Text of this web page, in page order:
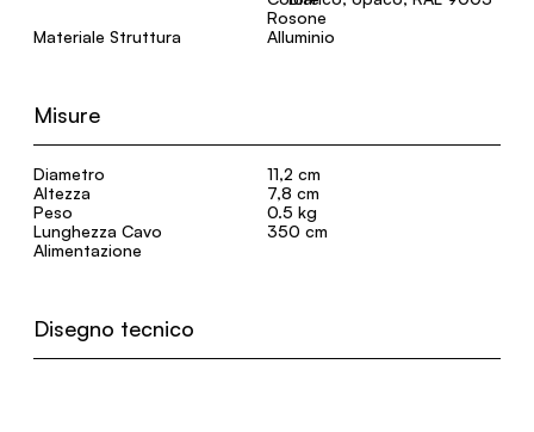
Materiale Struttura
Alluminio
Misure
Diametro
11,2 cm
Altezza
7,8 cm
Peso
0.5 kg
Lunghezza Cavo
Alimentazione
350 cm
Disegno tecnico